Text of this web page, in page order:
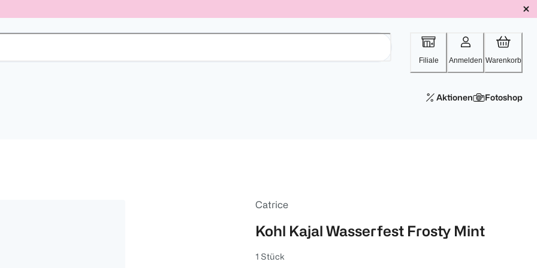
Filiale Anmelden Warenkorb
Aktionen Fotoshop
Catrice
Kohl Kajal Wasserfest Frosty Mint
1 Stück